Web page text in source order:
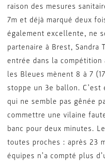
raison des mesures
7m et déjà marqué deux
également excellente, ne
partenaire à Brest, Sandra
entrée dans la
les Bleues mènent 8 à 7
stoppe un 3e ballon. C’est
qui ne semble pas gênée
commettre une vilaine
banc pour deux minutes.
toutes proches : après 23
équipes n’a compté plus